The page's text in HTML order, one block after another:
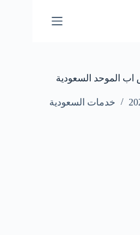
الموحد السعودية
خدمات السعودية